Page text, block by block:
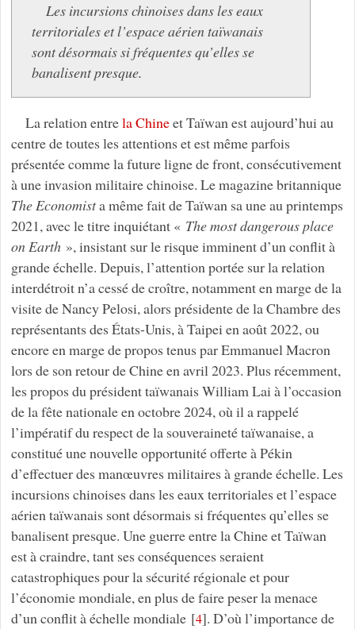
Les incursions chinoises dans les eaux
territoriales et l’espace aérien taïwanais
sont désormais si fréquentes qu’elles se
banalisent presque.
La relation entrela Chineet Taïwan est aujourd’hui au
centre de toutes les attentions et est même parfois
présentée comme la future ligne de front, consécutivement
à une invasion militaire chinoise. Le magazine britannique
The Economista même fait de Taïwan sa une au printemps
2021, avec le titre inquiétant « The most dangerous place
on Earth», insistant sur le risque imminent d’un conflit à
grande échelle. Depuis, l’attention portée sur la relation
interdétroit n’a cessé de croître, notamment en marge de la
visite de Nancy Pelosi, alors présidente de la Chambre des
représentants des États-Unis, à Taipei en août 2022, ou
encore en marge de propos tenus par Emmanuel Macron
lors de son retour de Chine en avril 2023. Plus récemment,
les propos du président taïwanais William Lai à l’occasion
de la fête nationale en octobre 2024, où il a rappelé
l’impératif du respect de la souveraineté taïwanaise, a
constitué une nouvelle opportunité offerte à Pékin
d’effectuer des manœuvres militaires à grande échelle. Les
incursions chinoises dans les eaux territoriales et l’espace
aérien taïwanais sont désormais si fréquentes qu’elles se
banalisent presque. Une guerre entre la Chine et Taïwan
est à craindre, tant ses conséquences seraient
catastrophiques pour la sécurité régionale et pour
l’économie mondiale, en plus de faire peser la menace
d’un conflit à échelle mondiale[4]. D’où l’importance de